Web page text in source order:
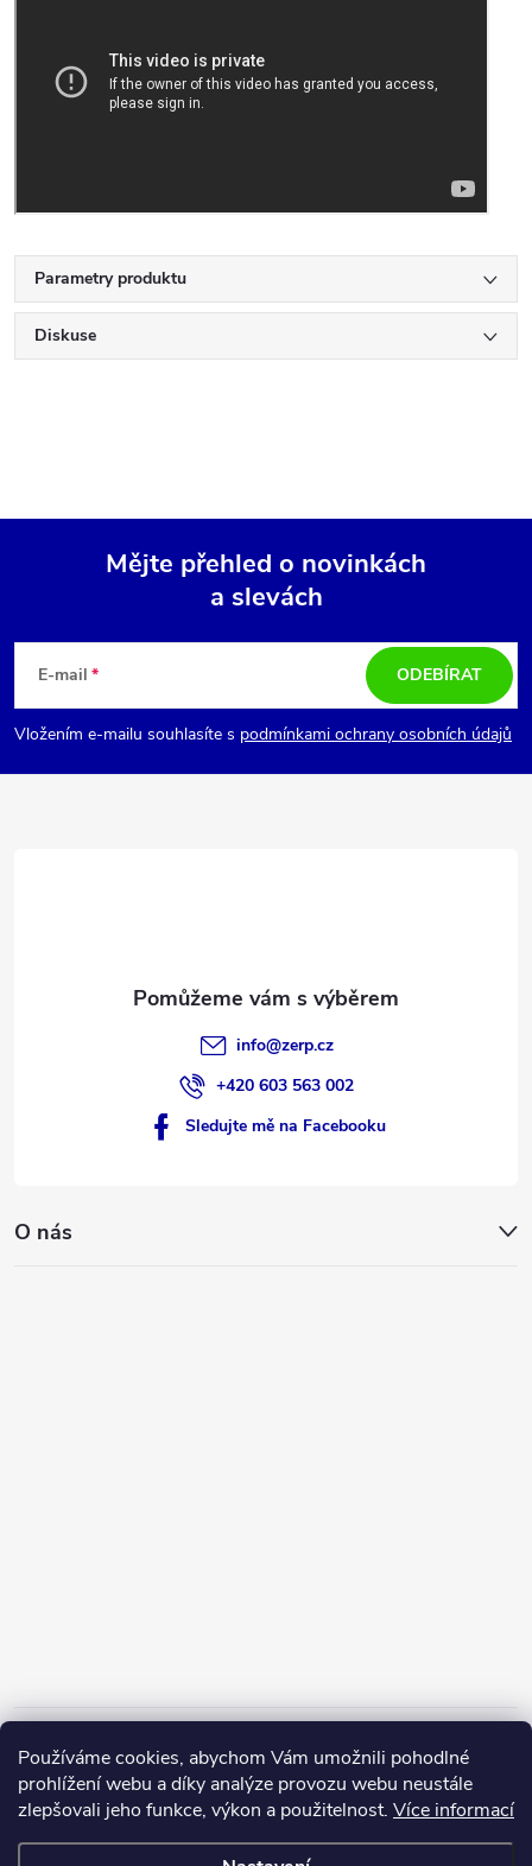
Používáme cookies, abychom Vám umožnili pohodlné
prohlížení webu a díky analýze provozu webu neustále
zlepšovali jeho funkce, výkon a použitelnost. Více informací
Parametry produktu
Diskuse
p
a
Mějte přehled o novinkách
a slevách
E-mail
Vložením e-mailu souhlasíte s podmínkami ochrany osobních údajů
ODEBÍRAT
info@zerp.cz
+420 603 563 002
Sledujte mě na Facebooku
O nás